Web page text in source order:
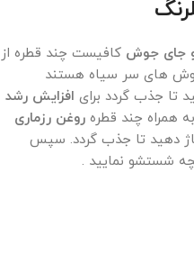
و جای جوش کافیست چند قطره از
جوش های سر سیاه هستند
تا جذب گردد برای افزایش رشد
همراه چند قطره روغن رزماری
دهید تا جذب گردد. سپس
شستشو نمایید .